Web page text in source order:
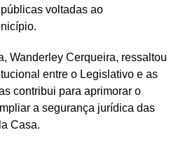
voltadas ao
Wanderley Cerqueira, ressaltou
entre o Legislativo e as
contribui para aprimorar o
a segurança jurídica das
Casa.